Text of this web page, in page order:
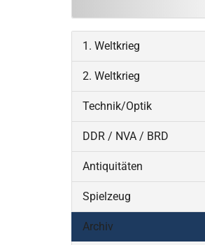
1. Weltkrieg
2. Weltkrieg
Technik/Optik
DDR / NVA / BRD
Antiquitäten
Spielzeug
Archiv